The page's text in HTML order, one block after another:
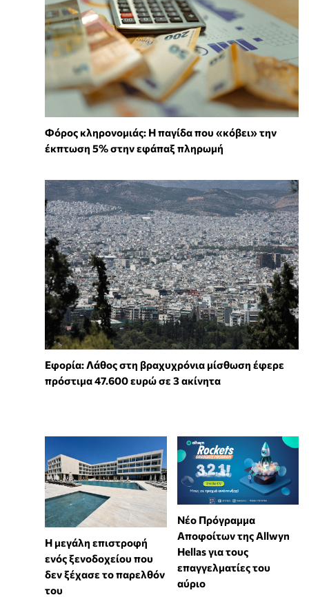
Φόρος κληρονομιάς: Η παγίδα που «κόβει» την
έκπτωση 5% στην εφάπαξ πληρωμή
Εφορία: Λάθος στη βραχυχρόνια μίσθωση έφερε
πρόστιμα 47.600 ευρώ σε 3 ακίνητα
Η μεγάλη επιστροφή
ενός ξενοδοχείου που
δεν ξέχασε το παρελθόν
του
Νέο Πρόγραμμα
Αποφοίτων της Allwyn
Hellas για τους
επαγγελματίες του
αύριο